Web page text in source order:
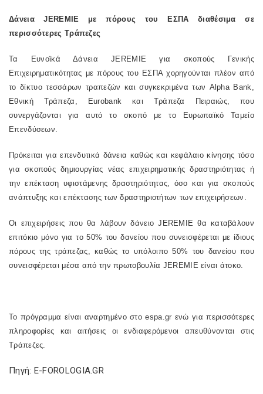
Δάνεια JEREMIE με πόρους του ΕΣΠΑ διαθέσιμα σε
περισσότερες Τράπεζες
Τα Ευνοϊκά Δάνεια JEREMIE για σκοπούς Γενικής
Επιχειρηματικότητας με πόρους του ΕΣΠΑ χορηγούνται πλέον από
το δίκτυο τεσσάρων τραπεζών και συγκεκριμένα των Alpha Bank,
Εθνική Τράπεζα, Eurobank και Τράπεζα Πειραιώς, που
συνεργάζονται για αυτό το σκοπό με το Ευρωπαϊκό Ταμείο
Επενδύσεων.
Πρόκειται για επενδυτικά δάνεια καθώς και κεφάλαιο κίνησης τόσο
για σκοπούς δημιουργίας νέας επιχειρηματικής δραστηριότητας ή
την επέκταση υφιστάμενης δραστηριότητας, όσο και για σκοπούς
ανάπτυξης και επέκτασης των δραστηριοτήτων των επιχειρήσεων.
Οι επιχειρήσεις που θα λάβουν δάνειο JEREMIE θα καταβάλουν
επιτόκιο μόνο για το 50% του δανείου που συνεισφέρεται με ίδιους
πόρους της τράπεζας, καθώς το υπόλοιπο 50% του δανείου που
συνεισφέρεται μέσα από την πρωτοβουλία JEREMIE είναι άτοκο.
Το πρόγραμμα είναι αναρτημένο στο espa.gr ενώ για περισσότερες
πληροφορίες και αιτήσεις οι ενδιαφερόμενοι απευθύνονται στις
Τράπεζες.
Πηγή: E-FOROLOGIA.GR